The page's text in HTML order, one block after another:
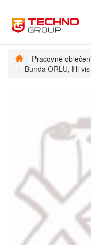
Pracovné
Bunda ORLU, Hi-